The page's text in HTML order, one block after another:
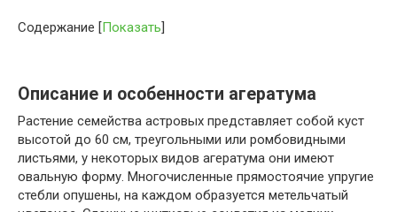
Содержание [Показать]
Описание и особенности агератума
Растение семейства астровых представляет собой куст
высотой до 60 см, треугольными или ромбовидными
листьями, у некоторых видов агератума они имеют
овальную форму. Многочисленные прямостоячие упругие
стебли опушены, на каждом образуется метельчатый